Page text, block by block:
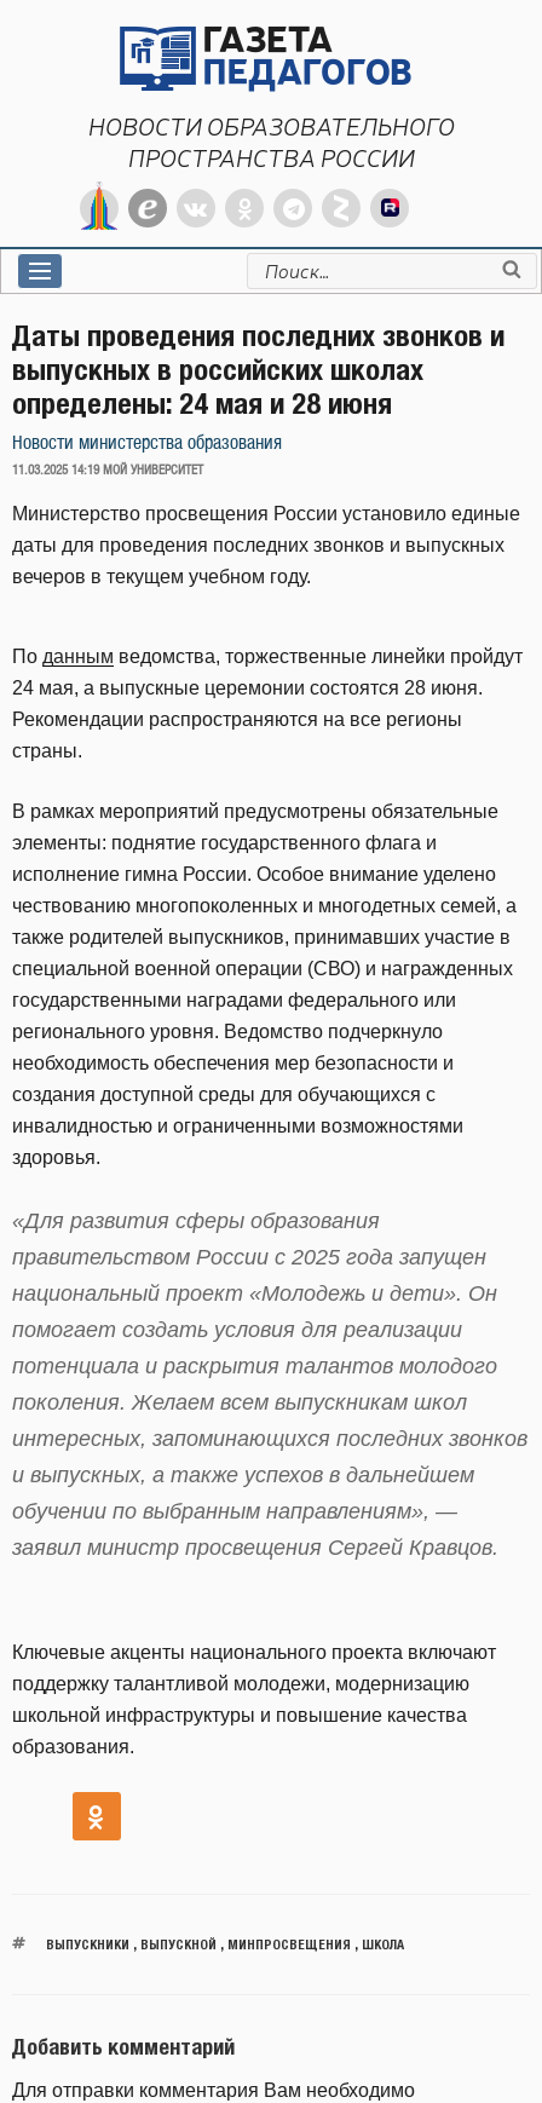
НОВОСТИ ОБРАЗОВАТЕЛЬНОГО
ПРОСТРАНСТВА РОССИИ
Искать:
Даты проведения последних звонков и
выпускных в российских школах
определены: 24 мая и 28 июня
Новости министерства образования
ОПУБЛИКОВАНО
11.03.2025 14:19 МОЙ УНИВЕРСИТЕТ
Министерство просвещения России установило единые
даты для проведения последних звонков и выпускных
вечеров в текущем учебном году.
По данным ведомства, торжественные линейки пройдут
24 мая, а выпускные церемонии состоятся 28 июня.
Рекомендации распространяются на все регионы
страны.
В рамках мероприятий предусмотрены обязательные
элементы: поднятие государственного флага и
исполнение гимна России. Особое внимание уделено
чествованию многопоколенных и многодетных семей, а
также родителей выпускников, принимавших участие в
специальной военной операции (СВО) и награжденных
государственными наградами федерального или
регионального уровня. Ведомство подчеркнуло
необходимость обеспечения мер безопасности и
создания доступной среды для обучающихся с
инвалидностью и ограниченными возможностями
здоровья.
«Для развития сферы образования
правительством России с 2025 года запущен
национальный проект «Молодежь и дети». Он
помогает создать условия для реализации
потенциала и раскрытия талантов молодого
поколения. Желаем всем выпускникам школ
интересных, запоминающихся последних звонков
и выпускных, а также успехов в дальнейшем
обучении по выбранным направлениям», —
заявил министр просвещения Сергей Кравцов.
Ключевые акценты национального проекта включают
поддержку талантливой молодежи, модернизацию
школьной инфраструктуры и повышение качества
образования.
ВЫПУСКНИКИ ВЫПУСКНОЙ МИНПРОСВЕЩЕНИЯ ШКОЛА
Добавить комментарий
Для отправки комментария Вам необходимо